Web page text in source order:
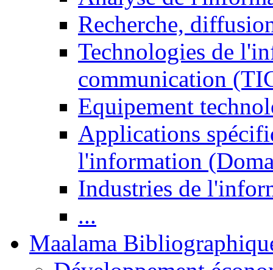
Recherche,
Technologies de
communication
Equipement
Applications
l'information
Industries de
...
Maalama